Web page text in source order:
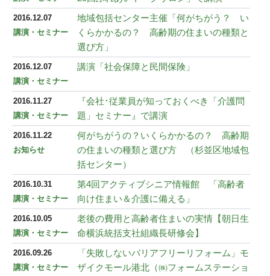
2016.12.07
講演・セミナー
地域包括センター主催「何がちがう？ い
くらかかるの？ 高齢期の住まいの種類と
選び方」
2016.12.07
講演・セミナー
講演「社会保障と民間保険」
2016.11.27
講演・セミナー
『会社･従業員が知っておくべき「介護問
題」セミナー』で講演
2016.11.22
お知らせ
何がちがうの？いくらかかるの？ 高齢期
の住まいの種類と選び方 （杉並区地域包
括センター）
2016.10.31
講演・セミナー
第4回アクティブシニア情報館 「高齢者
向け住まい＆介護に備える」
2016.10.05
講演・セミナー
老後の費用と高齢者住まいの実情【朝日生
命横浜統括支社組織長研修会】
2016.09.26
講演・セミナー
「失敗しないバリアフリーリフォーム」モ
ザイクモール港北（㈱フォームステーショ